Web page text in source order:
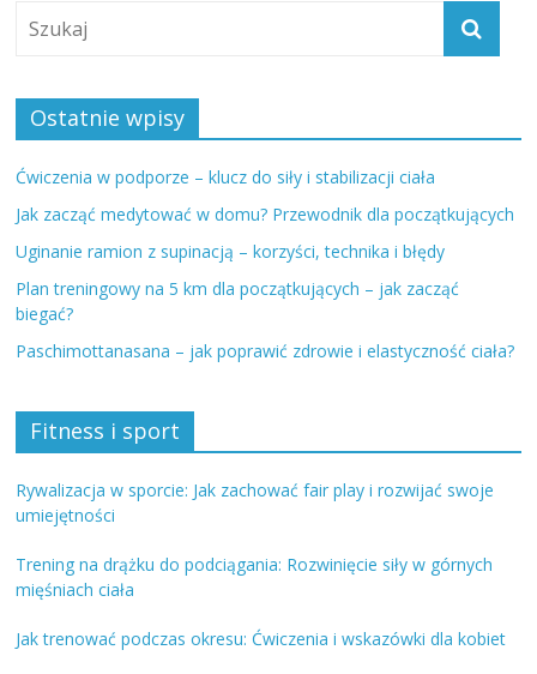
Ostatnie wpisy
Ćwiczenia w podporze – klucz do siły i stabilizacji ciała
Jak zacząć medytować w domu? Przewodnik dla początkujących
Uginanie ramion z supinacją – korzyści, technika i błędy
Plan treningowy na 5 km dla początkujących – jak zacząć
biegać?
Paschimottanasana – jak poprawić zdrowie i elastyczność ciała?
Fitness i sport
Rywalizacja w sporcie: Jak zachować fair play i rozwijać swoje
umiejętności
Trening na drążku do podciągania: Rozwinięcie siły w górnych
mięśniach ciała
Jak trenować podczas okresu: Ćwiczenia i wskazówki dla kobiet